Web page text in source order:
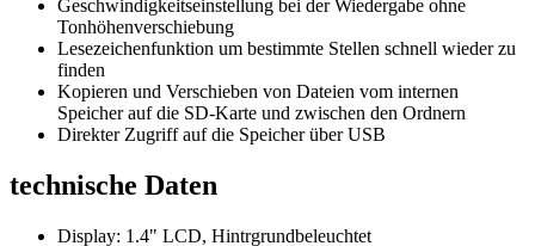
Geschwindigkeitseinstellung bei der Wiedergabe ohne
Tonhöhenverschiebung
Lesezeichenfunktion um bestimmte Stellen schnell wieder zu
finden
Kopieren und Verschieben von Dateien vom internen
Speicher auf die SD-Karte und zwischen den Ordnern
Direkter Zugriff auf die Speicher über USB
technische Daten
Display: 1.4" LCD, Hintrgrundbeleuchtet